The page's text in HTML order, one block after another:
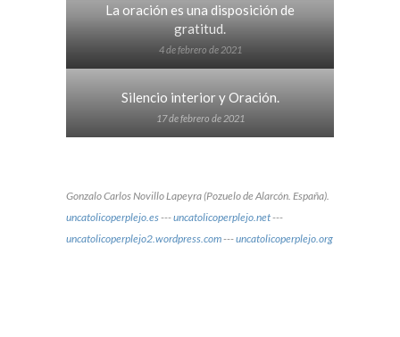
La oración es una disposición de
gratitud.
4 de febrero de 2021
Silencio interior y Oración.
17 de febrero de 2021
Gonzalo Carlos Novillo Lapeyra (Pozuelo de Alarcón. España).
uncatolicoperplejo.es---uncatolicoperplejo.net---
uncatolicoperplejo2.wordpress.com---uncatolicoperplejo.org